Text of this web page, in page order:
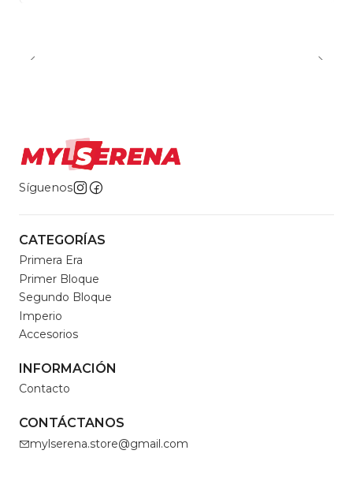
Síguenos
CATEGORÍAS
Primera Era
Primer Bloque
Segundo Bloque
Imperio
Accesorios
INFORMACIÓN
Contacto
CONTÁCTANOS
mylserena.store@gmail.com